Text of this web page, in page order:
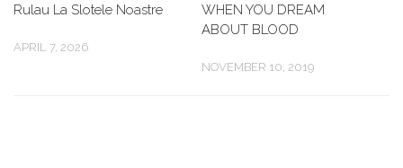
Rulau La Slotele Noastre
APRIL 7, 2026
WHEN YOU DREAM
ABOUT BLOOD
NOVEMBER 10, 2019